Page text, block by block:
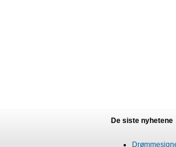
De siste nyhetene